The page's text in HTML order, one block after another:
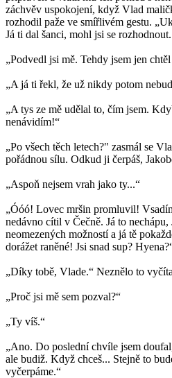
záchvěv uspokojení, když Vlad
rozhodil paže ve smířlivém gestu.
Já ti dal šanci, mohl jsi se
„Podvedl jsi mě. Tehdy jsem jen
„A já ti řekl, že už nikdy potom
„A tys ze mě udělal to, čím jsem.
nenávidím!“
„Po všech těch letech?" zasmál se
pořádnou sílu. Odkud ji čerpáš,
„Aspoň nejsem vrah jako ty...“
„Óóó! Lovec mršin promluvil!
nedávno cítil v Čečně. Já to
neomezených možností a já tě
dorážet raněné! Jsi snad sup?
„Díky tobě, Vlade.“ Neznělo to
„Proč jsi mě sem pozval?“
„Ty víš.“
„Ano. Do poslední chvíle jsem
ale budiž. Když chceš... Stejně to
vyčerpáme.“